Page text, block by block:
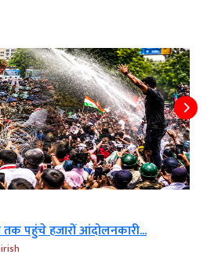
सरकार छात्र आंदोलनों पर सदन